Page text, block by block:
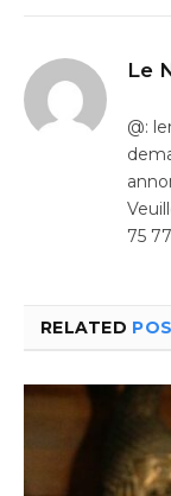
Le
@:
75
RELATED